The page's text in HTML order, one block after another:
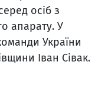
осіб з
апарату. У
України
Іван Сівак.